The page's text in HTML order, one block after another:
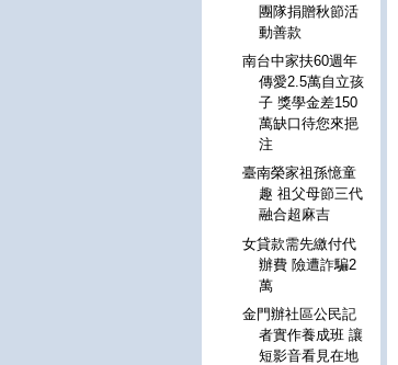
團隊捐贈秋節活
動善款
南台中家扶60週年
傳愛2.5萬自立孩
子 獎學金差150
萬缺口待您來挹
注
臺南榮家祖孫憶童
趣 祖父母節三代
融合超麻吉
女貸款需先繳付代
辦費 險遭詐騙2
萬
金門辦社區公民記
者實作養成班 讓
短影音看見在地